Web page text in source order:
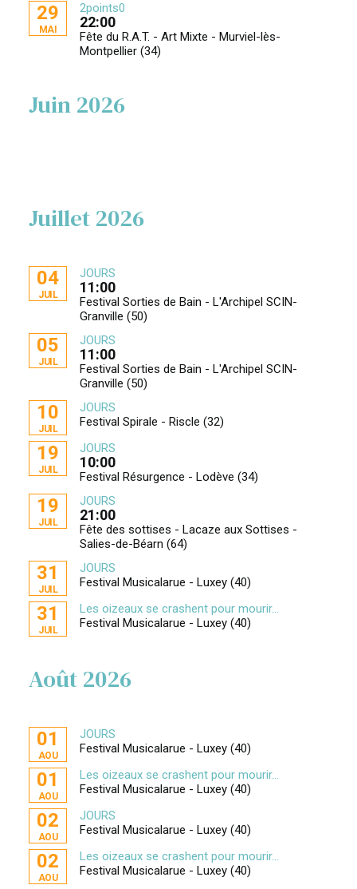
29
MAI
2points0
22:00
Fête du R.A.T. - Art Mixte - Murviel-lès-
Montpellier (34)
Juin 2026
Juillet 2026
04
JUIL
JOURS
11:00
Festival Sorties de Bain - L'Archipel SCIN-
Granville (50)
05
JUIL
JOURS
11:00
Festival Sorties de Bain - L'Archipel SCIN-
Granville (50)
10
JUIL
JOURS
Festival Spirale - Riscle (32)
19
JUIL
JOURS
10:00
Festival Résurgence - Lodève (34)
19
JUIL
JOURS
21:00
Fête des sottises - Lacaze aux Sottises -
Salies-de-Béarn (64)
31
JUIL
JOURS
Festival Musicalarue - Luxey (40)
31
JUIL
Les oizeaux se crashent pour mourir...
Festival Musicalarue - Luxey (40)
Août 2026
01
AOU
JOURS
Festival Musicalarue - Luxey (40)
01
AOU
Les oizeaux se crashent pour mourir...
Festival Musicalarue - Luxey (40)
02
AOU
JOURS
Festival Musicalarue - Luxey (40)
02
AOU
Les oizeaux se crashent pour mourir...
Festival Musicalarue - Luxey (40)